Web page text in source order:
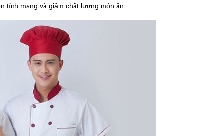
tính mạng và giảm chất lượng món ăn.